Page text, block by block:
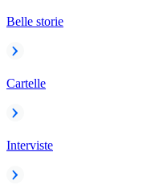
Belle storie
Cartelle
Interviste